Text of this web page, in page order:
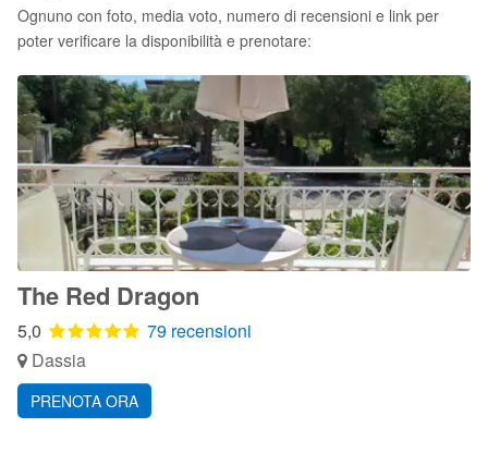
Ognuno con foto, media voto, numero di recensioni e link per
poter verificare la disponibilità e prenotare:
The Red Dragon
5,0
79 recensioni
Dassia
PRENOTA ORA